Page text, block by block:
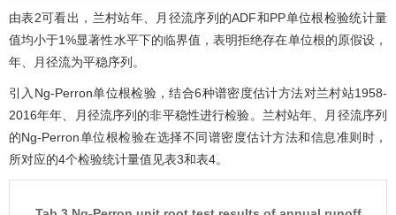
由表2可看出，兰村站年、月径流序列的ADF和PP单位根检验统计量
值均小于1%显著性水平下的临界值，表明拒绝存在单位根的原假设，
年、月径流为平稳序列。
引入Ng-Perron单位根检验，结合6种谱密度估计方法对兰村站1958-
2016年年、月径流序列的非平稳性进行检验。兰村站年、月径流序列
的Ng-Perron单位根检验在选择不同谱密度估计方法和信息准则时，
所对应的4个检验统计量值见表3和表4。